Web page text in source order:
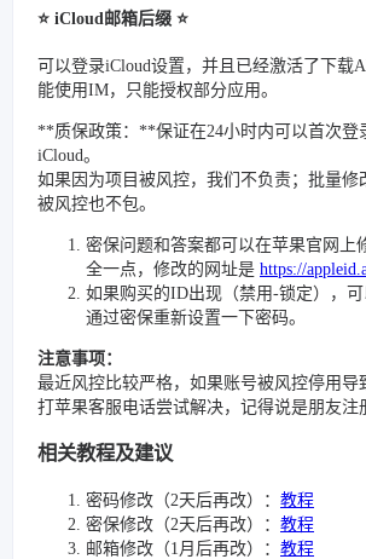
⭐️ iCloud邮箱后缀 ⭐️
可以登录iCloud设置，并且已经激活了下载
能使用IM，只能授权部分应用。
**质保政策：**保证在24小时内可以首次登
iCloud。
如果因为项目被风控，我们不负责；批量修
被风控也不包。
密保问题和答案都可以在苹果官网上
全一点，修改的网址是 https://
如果购买的ID出现（禁用-锁定），可
通过密保重新设置一下密码。
注意事项：
最近风控比较严格，如果账号被风控停用导
打苹果客服电话尝试解决，记得说是朋友注
相关教程及建议
密码修改（2天后再改）： 教程
密保修改（2天后再改）： 教程
邮箱修改（1月后再改）： 教程